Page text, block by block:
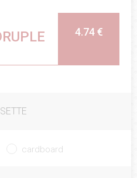
4.74 €
cardboard